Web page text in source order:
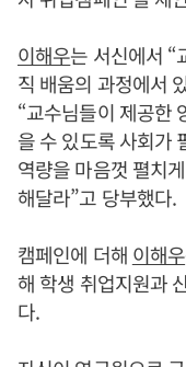
이해우는 서신에서 “
직 배움의 과정에서
“교수님들이 제공한
을 수 있도록 사회가
역량을 마음껏 펼치
해달라”고 당부했다.
캠페인에 더해 이해우
해 학생 취업지원과
다.